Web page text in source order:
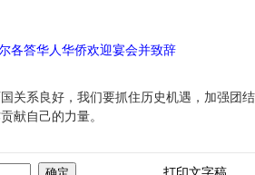
各答华人华侨欢迎宴会并致辞
系良好，我们要抓住历史机遇，加强团
献自己的力量。